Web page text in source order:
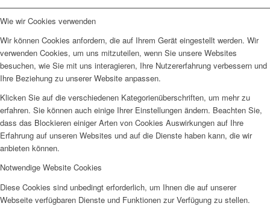
Wie wir Cookies verwenden
Wir können Cookies anfordern, die auf Ihrem Gerät eingestellt werden. Wir
verwenden Cookies, um uns mitzuteilen, wenn Sie unsere Websites
besuchen, wie Sie mit uns interagieren, Ihre Nutzererfahrung verbessern und
Ihre Beziehung zu unserer Website anpassen.
Klicken Sie auf die verschiedenen Kategorienüberschriften, um mehr zu
erfahren. Sie können auch einige Ihrer Einstellungen ändern. Beachten Sie,
dass das Blockieren einiger Arten von Cookies Auswirkungen auf Ihre
Erfahrung auf unseren Websites und auf die Dienste haben kann, die wir
anbieten können.
Notwendige Website Cookies
Diese Cookies sind unbedingt erforderlich, um Ihnen die auf unserer
Webseite verfügbaren Dienste und Funktionen zur Verfügung zu stellen.